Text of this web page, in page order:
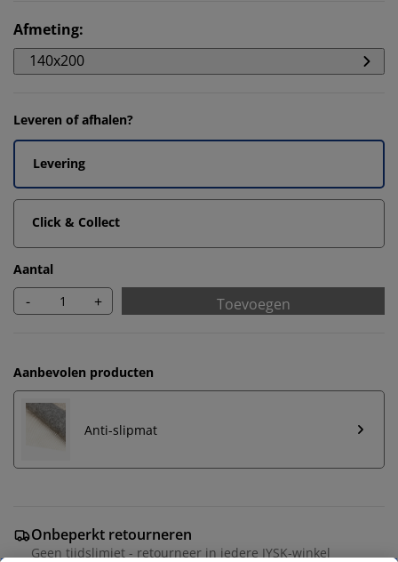
Afmeting:
140x200
Leveren of afhalen?
Levering
Click & Collect
Aantal
- + Toevoegen
Aanbevolen producten
Anti-slipmat
Onbeperkt retourneren
Geen tijdslimiet - retourneer in iedere JYSK-winkel